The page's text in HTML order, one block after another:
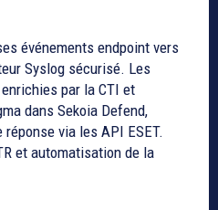
événements endpoint vers
Syslog sécurisé. Les
par la CTI et
dans Sekoia Defend,
via les API ESET.
et automatisation de la